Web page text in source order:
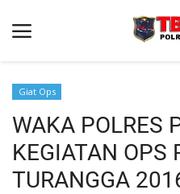
Beranda
Binkam
Terms & Conditions
Giat Ops
WAKA POLRES
KEGIATAN OPS
TURANGGA